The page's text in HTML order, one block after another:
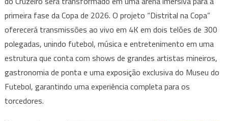
gigantes,
shows
e
gastronomia
em
primeira fase da Copa de 2026. O projeto “Distrital na Copa”
oferecerá transmissões ao vivo em 4K em dois telões de 300
polegadas, unindo futebol, música e entretenimento em uma
estrutura que conta com shows de grandes artistas mineiros,
gastronomia de ponta e uma exposição exclusiva do Museu do
Futebol, garantindo uma experiência completa para os
torcedores.